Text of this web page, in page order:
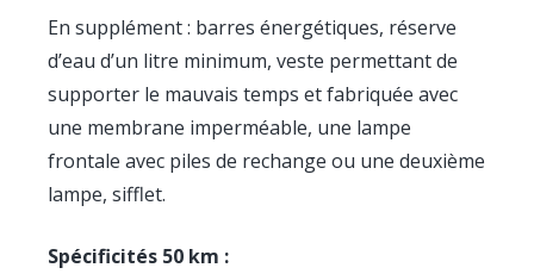
En supplément : barres énergétiques, réserve
d’eau d’un litre minimum, veste permettant de
supporter le mauvais temps et fabriquée avec
une membrane imperméable, une lampe
frontale avec piles de rechange ou une deuxième
lampe, sifflet.
Spécificités 50 km :